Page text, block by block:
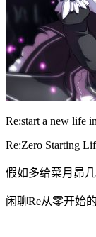
Re:start a new life
Re:Zero Starting
假如多给菜月昴
闲聊Re从零开始